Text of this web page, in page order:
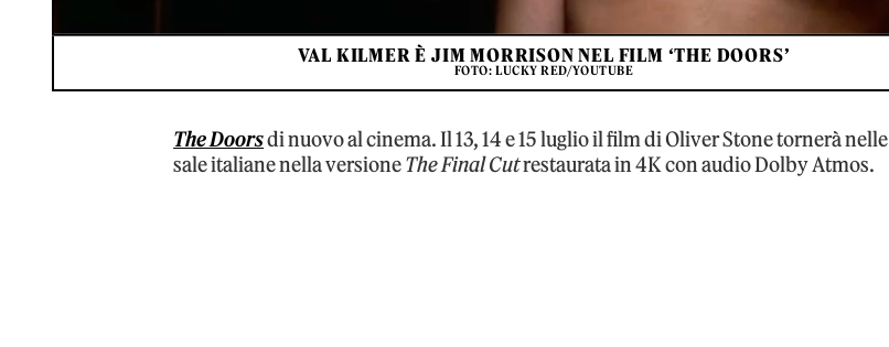
VAL KILMER È JIM MORRISON NEL FILM ‘THE DOORS’
FOTO: LUCKY RED/YOUTUBE
The Doorsdi nuovo al cinema. Il 13, 14 e 15 luglio il film di Oliver Stone tornerà nelle
sale italiane nella versioneThe Final Cutrestaurata in 4K con audio Dolby Atmos.